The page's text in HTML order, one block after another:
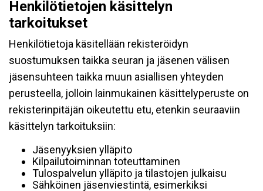
Henkilötietojen käsittelyn
tarkoitukset
Henkilötietoja käsitellään rekisteröidyn
suostumuksen taikka seuran ja jäsenen välisen
jäsensuhteen taikka muun asiallisen yhteyden
perusteella, jolloin lainmukainen käsittelyperuste on
rekisterinpitäjän oikeutettu etu, etenkin seuraaviin
käsittelyn tarkoituksiin:
Jäsenyyksien ylläpito
Kilpailutoiminnan toteuttaminen
Tulospalvelun ylläpito ja tilastojen julkaisu
Sähköinen jäsenviestintä, esimerkiksi